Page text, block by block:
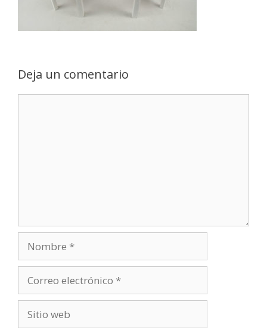
Deja un comentario
electrónico
web